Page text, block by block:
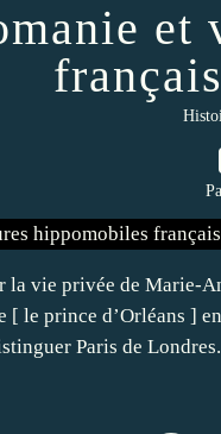
et
la vie privée de Marie-
[ le prince d’Orléans ]
Paris de